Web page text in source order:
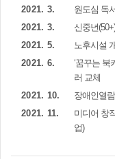
2021. 3.
원도심 독
2021. 3.
신중년
2021. 5.
노후시설
2021. 6.
‘꿈꾸는 북
러 교체
2021. 10.
장애인열
2021. 11.
미디어 창
업)